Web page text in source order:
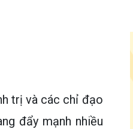
trị và các chỉ đạo
đẩy mạnh nhiều